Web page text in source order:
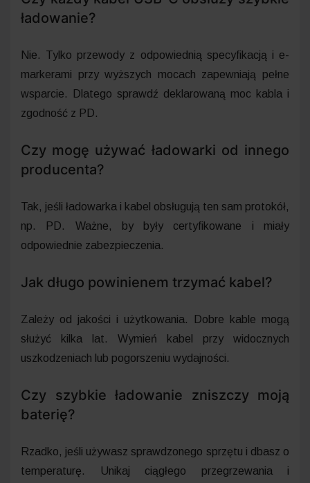
ładowanie?
Nie. Tylko przewody z odpowiednią specyfikacją i e-
markerami przy wyższych mocach zapewniają pełne
wsparcie. Dlatego sprawdź deklarowaną moc kabla i
zgodność z PD.
Czy mogę używać ładowarki od innego
producenta?
Tak, jeśli ładowarka i kabel obsługują ten sam protokół,
np. PD. Ważne, by były certyfikowane i miały
odpowiednie zabezpieczenia.
Jak długo powinienem trzymać kabel?
Zależy od jakości i użytkowania. Dobre kable mogą
służyć kilka lat. Wymień kabel przy widocznych
uszkodzeniach lub pogorszeniu wydajności.
Czy szybkie ładowanie zniszczy moją
baterię?
Rzadko, jeśli używasz sprawdzonego sprzętu i dbasz o
temperaturę. Unikaj ciągłego przegrzewania i